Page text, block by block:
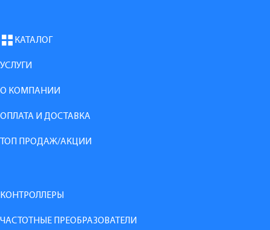
КАТАЛОГ
УСЛУГИ
О КОМПАНИИ
ОПЛАТА И ДОСТАВКА
ТОП ПРОДАЖ/АКЦИИ
КОНТРОЛЛЕРЫ
ЧАСТОТНЫЕ ПРЕОБРАЗОВАТЕЛИ